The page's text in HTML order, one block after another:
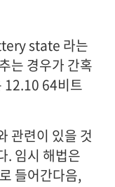
state 라는
는 경우가 간혹
12.10 64비트
관련이 있을 것
. 임시 해법은
들어간다음,